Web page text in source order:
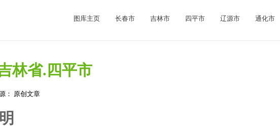
图库主页 长春市 吉林市 四平市 辽源市 通化市
林省.四平市
： 原创文章